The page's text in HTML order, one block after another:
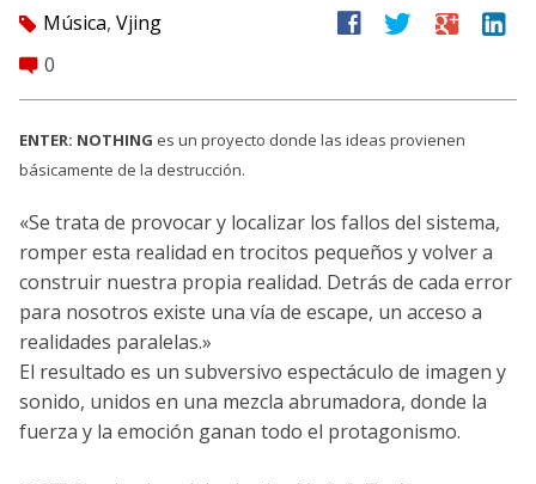
Ayuda
Entrar
tag Música, Vjing
comment 0
facebook twitter google linkedin
ENTER: NOTHING es un proyecto donde las ideas provienen
básicamente de la destrucción.
«Se trata de provocar y localizar los fallos del sistema,
romper esta realidad en trocitos pequeños y volver a
construir nuestra propia realidad. Detrás de cada error
para nosotros existe una vía de escape, un acceso a
realidades paralelas.»
El resultado es un subversivo espectáculo de imagen y
sonido, unidos en una mezcla abrumadora, donde la
fuerza y ​​la emoción ganan todo el protagonismo.